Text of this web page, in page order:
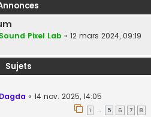
e
Sound Pixel Lab « 12 mars 2024, 09:19
Sujets
Dagda « 14 nov. 2025, 14:05
1 … 5 6 7 8